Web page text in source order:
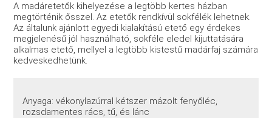
A madáretetők kihelyezése a legtöbb kertes házban
megtörténik ősszel. Az etetők rendkívül sokfélék lehetnek.
Az általunk ajánlott egyedi kialakítású etető egy érdekes
megjelenésű jól használható, sokféle eledel kijuttatására
alkalmas etető, mellyel a legtöbb kistestű madárfaj számára
kedveskedhetünk.
Anyaga: vékonylazúrral kétszer mázolt fenyőléc,
rozsdamentes rács, tű, és lánc